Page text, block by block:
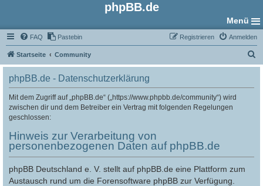
phpBB.de
Menü
FAQ Pastebin Anmelden
Registrieren
Startseite Community
u
phpBB.de - Datenschutzerklärung
Mit dem Zugriff auf „phpBB.de“ („https://www.phpbb.de/community“) wird
zwischen dir und dem Betreiber ein Vertrag mit folgenden Regelungen
geschlossen:
Hinweis zur Verarbeitung von
personenbezogenen Daten auf phpBB.de
phpBB Deutschland e. V. stellt auf phpBB.de eine Plattform zum
Austausch rund um die Forensoftware phpBB zur Verfügung.